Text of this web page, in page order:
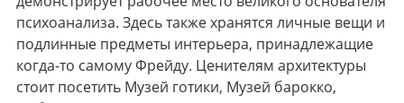
психоанализа. Здесь также хранятся личные вещи и
подлинные предметы интерьера, принадлежащие
когда-то самому Фрейду. Ценителям архитектуры
стоит посетить Музей готики, Музей барокко,